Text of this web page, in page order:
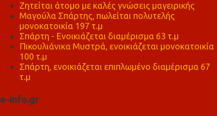
Ζητείται άτομο με καλές γνώσεις μαγειρικής
Μαγούλα Σπάρτης, πωλείται πολυτελής
μονοκατοικία 197 τ.μ
Σπάρτη - Ενοικιάζεται διαμέρισμα 63 τ.μ
Πικουλιάνικα Μυστρά, ενοικιάζεται μονοκατοικία
100 τ.μ
Σπάρτη, ενοικιάζεται επιπλωμένο διαμέρισμα 67
τ.μ
e-info.gr